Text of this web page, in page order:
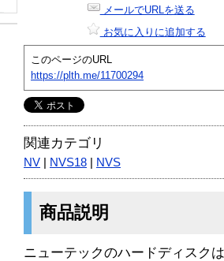
メールでURLを送る
お気に入りに追加する
このページのURL
https://plth.me/11700294
関連カテゴリ
NV NVS18 NVS
商品説明
ニューテックのハードディスク